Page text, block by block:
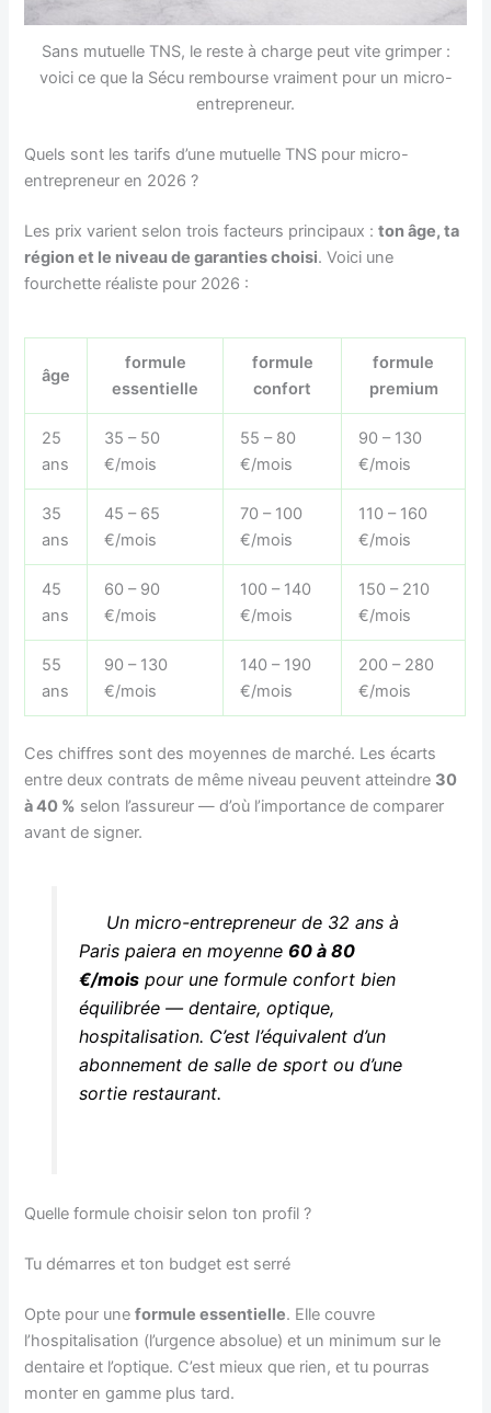
Sans mutuelle TNS, le reste à charge peut vite grimper :
voici ce que la Sécu rembourse vraiment pour un micro-
entrepreneur.
Quels sont les tarifs d’une mutuelle TNS pour micro-
entrepreneur en 2026 ?
Les prix varient selon trois facteurs principaux :ton âge, ta
région et le niveau de garanties choisi. Voici une
fourchette réaliste pour 2026 :
âge
formule
essentielle
formule
confort
formule
premium
25
ans
35 – 50
€/mois
55 – 80
€/mois
90 – 130
€/mois
35
ans
45 – 65
€/mois
70 – 100
€/mois
110 – 160
€/mois
45
ans
60 – 90
€/mois
100 – 140
€/mois
150 – 210
€/mois
55
ans
90 – 130
€/mois
140 – 190
€/mois
200 – 280
€/mois
Ces chiffres sont des moyennes de marché. Les écarts
entre deux contrats de même niveau peuvent atteindre 30
à 40 % selon l’assureur — d’où l’importance de comparer
avant de signer.
Un micro-entrepreneur de 32 ans à
Paris paiera en moyenne 60 à 80
€/moispour une formule confort bien
équilibrée — dentaire, optique,
hospitalisation. C’est l’équivalent d’un
abonnement de salle de sport ou d’une
sortie restaurant.
Quelle formule choisir selon ton profil ?
Tu démarres et ton budget est serré
Opte pour uneformule essentielle. Elle couvre
l’hospitalisation (l’urgence absolue) et un minimum sur le
dentaire et l’optique. C’est mieux que rien, et tu pourras
monter en gamme plus tard.